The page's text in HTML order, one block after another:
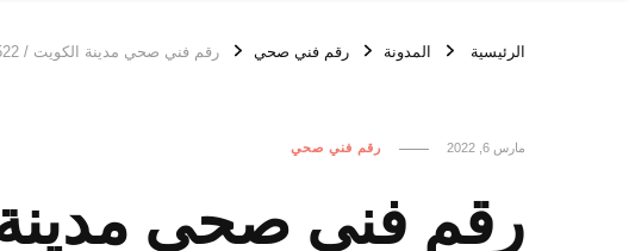
الرئيسية المدونة رقم فني صحي رقم فني صحي مدينة الكويت / 99009522 / رقم فني صحي بالكويت
مارس 6, 2022 رقم فني صحي